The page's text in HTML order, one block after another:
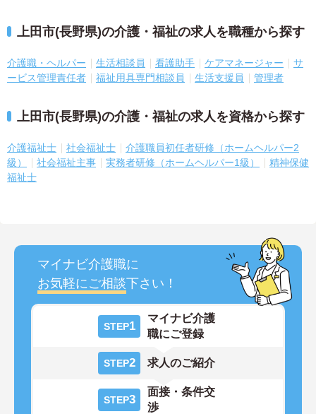
上田市(長野県)の介護・福祉の求人を職種から探す
介護職・ヘルパー 生活相談員 看護助手 ケアマネージャー
サ
ービス管理責任者
福祉用具専門相談員 生活支援員 管理者
上田市(長野県)の介護・福祉の求人を資格から探す
介護福祉士 社会福祉士
介護職員初任者研修（ホームヘルパー2
級）
社会福祉主事 実務者研修（ホームヘルパー1級）
精神保健
福祉士
マイナビ介護職に
お気軽にご相談下さい！
STEP1
マイナビ介護
職にご登録
STEP2 求人のご紹介
STEP3
面接・条件交
渉